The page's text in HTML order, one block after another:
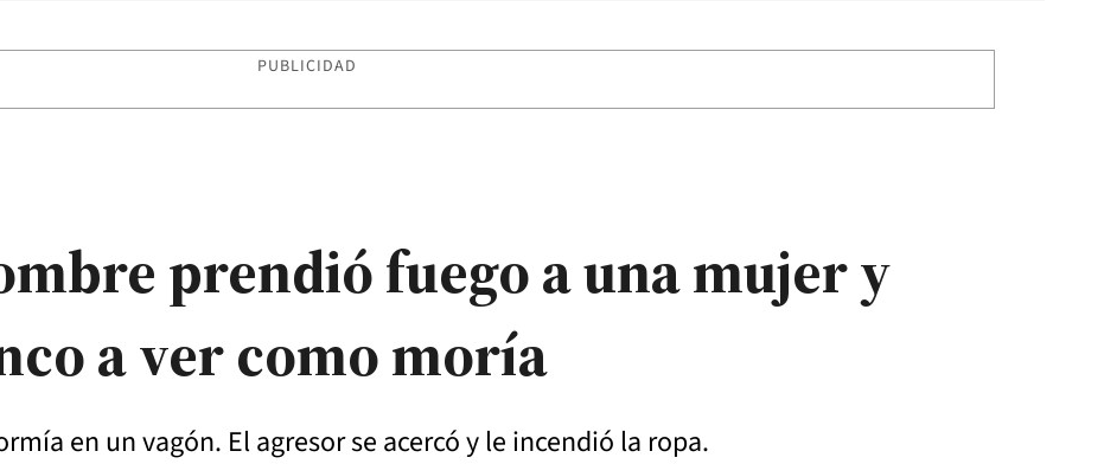
PUBLICIDAD
prendió fuego a una mujer y
a ver como moría
en un vagón. El agresor se acercó y le incendió la ropa.